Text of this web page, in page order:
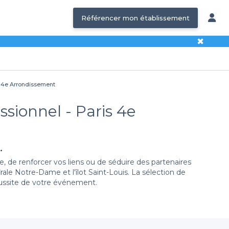
Référencer mon établissement
✖
Arrondissement
- Paris 4e
de renforcer vos liens ou de séduire des partenaires
Notre-Dame et l'îlot Saint-Louis. La sélection de
de votre événement.